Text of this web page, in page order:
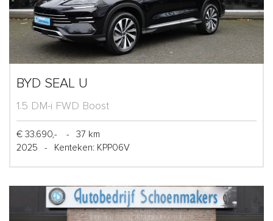
BYD SEAL U
1.5 DM-i FWD Boost
€ 33.690,- -
37 km
2025
- Kenteken: KPP06V